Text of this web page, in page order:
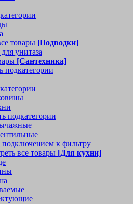
товары [Подводки]
унитаза
[Сантехника]
подкатегории
подкатегории
к фильтру
все товары [Для кухни]